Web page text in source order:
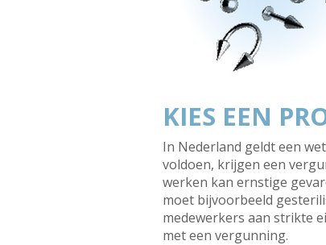
KIES EEN
In Nederland geldt een
voldoen, krijgen een
werken kan ernstige
moet bijvoorbeeld
medewerkers aan strikte
met een vergunning.